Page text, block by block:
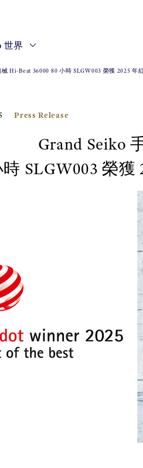
世界
Hi-Beat 36000 80 小時 SLGW003 榮獲 2025 年
Press Release
Grand Seiko
時 SLGW003 榮